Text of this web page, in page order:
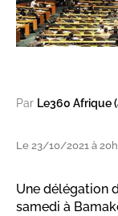
Par Le360 Afrique
Le 23/10/2021 à
Une délégation
samedi à